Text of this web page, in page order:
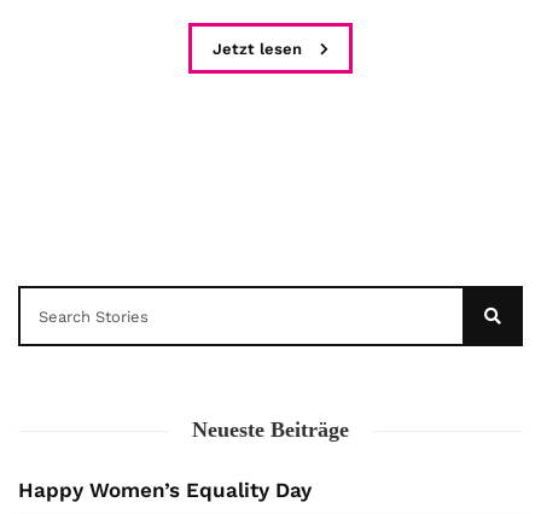
Jetzt lesen
Neueste Beiträge
Happy Women’s Equality Day